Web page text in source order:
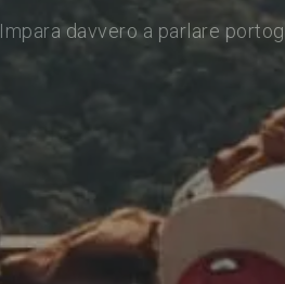
Impara davvero a parlare